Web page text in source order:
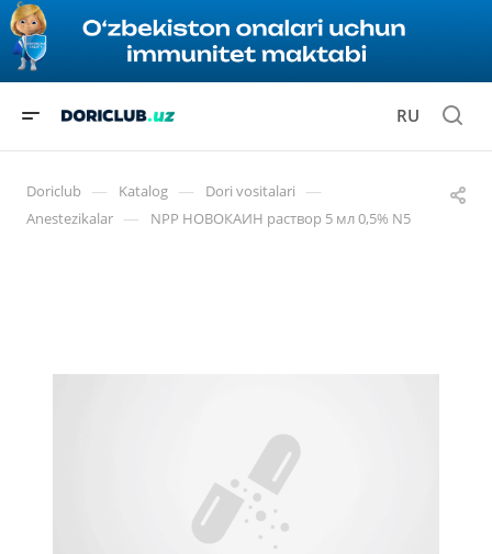
RU
Doriclub — Katalog — Dori vositalari —
Anestezikalar — NPP НОВОКАИН раствор 5 мл 0,5% N5